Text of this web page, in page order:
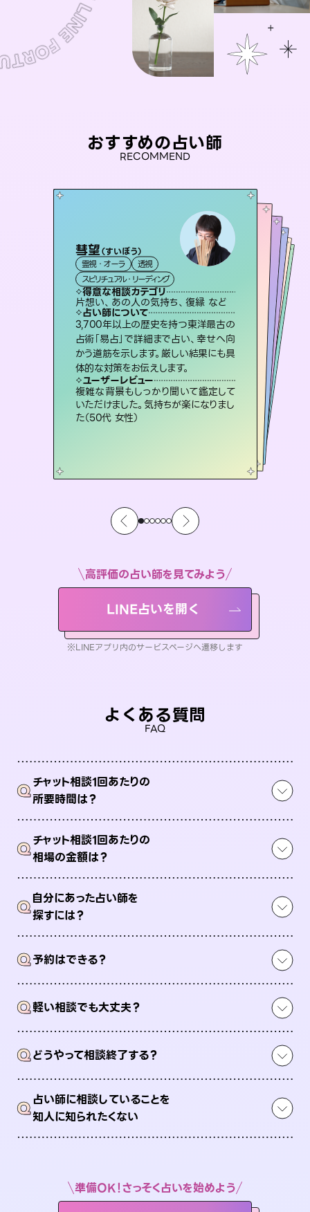
おすすめの占い師
RECOMMEND
彗望（すいぼう）
霊視・オーラ
透視
スピリチュアル・リーディング
得意な相談カテゴリ
片想い、あの人の気持ち、復縁 など
占い師について
3,700年以上の歴史を持つ東洋最古の
占術「易占」で詳細まで占い、幸せへ向
かう道筋を示します。厳しい結果にも具
体的な対策をお伝えします。
ユーザーレビュー
複雑な背景もしっかり聞いて鑑定して
いただけました。気持ちが楽になりまし
た（50代 女性）
桃源珠羽（とうげんみう）
霊視・オーラ タロット
スピリチュアル・リーディング
得意な相談カテゴリ
片想い、あの人の気持ち、復縁 など
占い師について
恋愛のお悩みの中でも特に「曖昧な関
係」の相談を得意としており、友達以上
恋人未満なお相手との今後や本音を丁
寧に読み解き恋愛成就へと導きます。
ユーザーレビュー
鑑定していただいてアドバイス通りに行
動すると仲が復活してきました。ありが
とうございました（40代 女性）
アイリス -iris-
西洋占星術 タロット
ルーン
得意な相談カテゴリ
恋愛総合、片想い、二人の未来 など
占い師について
復縁、恋愛、不倫の行方、同性愛や片
思い、仕事関係や借金問題まで知りた
いことや心の負担になっていることを
紐解き、背中をそっと押して導きます。
ユーザーレビュー
安心感のあり、言い切ってくれる所や濁
さない鑑定のおかげで、毎回自分の気
持ちを整えられます（30代 男性）
未来視師＊花
霊視・オーラ
スピリチュアル・リーディング
得意な相談カテゴリ
出逢い、片想い、復縁 など
占い師について
未来には何パターンもの選択肢があります。不安で視えにくくなっているあなたの素敵な未来を見つけ、その未来を選択できるようアドバイスします。
ユーザーレビュー
職場の人の性質や人間関係、本心など
本当によく視えていてびっくり。対策が
打てて前向きになれます（40代）
おう 霊感オラクル
霊視・オーラ
オラクルカード
得意な相談カテゴリ
恋愛総合、あの人の気持ち など
占い師について
霊視×オラクルカードを使って「今」と
「未来」そして「気になるあの人の気持
ち」まで丁寧に読み解き、恋や人生のヒ
ントを優しく引き出します。
ユーザーレビュー
不安な気持ちが嘘みたいに晴れまし
た…！よく視えていらっしゃるんだなと
感じました（40代 女性）
セラピスト理恵
霊視・オーラ タロット
スピリチュアル・リーディング
得意な相談カテゴリ
片想い、二人の未来、年の差 など
占い師について
連絡再開、復縁、成就などの報告実績
多数。セラピストとして2万超の施術経
験があるからこそできる鑑定で、より良
い未来をサポートします。
ユーザーレビュー
とても心温まる鑑定でした。しかもこち
らは何も言っていないのに視えていらっ
しゃるんだなと驚きです（30代女性）
高評価の占い師を見てみよう
LINE占いを開く
※LINEアプリ内のサービスページへ遷移します
よくある質問
FAQ
Qチャット相談1回あたりの
所要時間は？
Qチャット相談1回あたりの
相場の金額は？
Q自分にあった占い師を
探すには？
Q予約はできる？
Q軽い相談でも大丈夫？
Qどうやって相談終了する？
Q占い師に相談していることを
知人に知られたくない
準備OK！さっそく占いを始めよう